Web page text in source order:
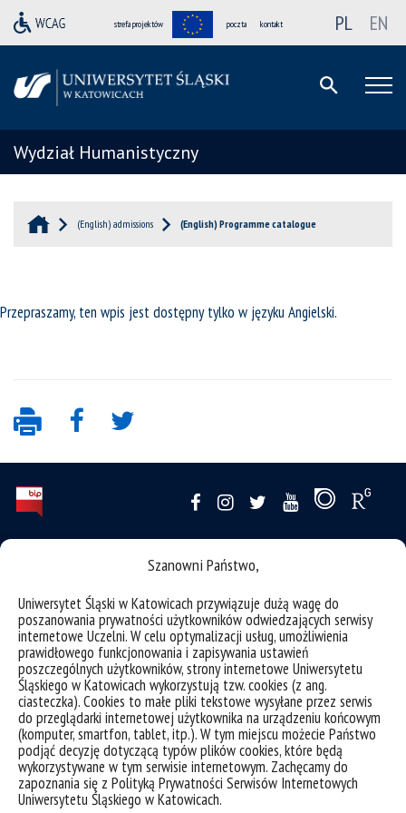
Szanowni Państwo,
Uniwersytet Śląski w Katowicach przywiązuje dużą wagę do
poszanowania prywatności użytkowników odwiedzających serwisy
internetowe Uczelni. W celu optymalizacji usług, umożliwienia
prawidłowego funkcjonowania i zapisywania ustawień
poszczególnych użytkowników, strony internetowe Uniwersytetu
Śląskiego w Katowicach wykorzystują tzw. cookies (z ang.
ciasteczka). Cookies to małe pliki tekstowe wysyłane przez serwis
do przeglądarki internetowej użytkownika na urządzeniu końcowym
(komputer, smartfon, tablet, itp.). W tym miejscu możecie Państwo
podjąć decyzję dotyczącą typów plików cookies, które będą
wykorzystywane w tym serwisie internetowym. Zachęcamy do
zapoznania się z Polityką Prywatności Serwisów Internetowych
Uniwersytetu Śląskiego w Katowicach.
strefa projektów poczta kontakt PL EN
Wydział Humanistyczny
(English) admissions (English) Programme catalogue
Przepraszamy, ten wpis jest dostępny tylko w językuAngielski.
ochrona danych osobowych i klauzule RODO
Wydział Humanistyczny Uniwersytet Śląski w Katowicach
ul. Uniwersytecka 4, 40-007 Katowice
tel. +48 32 2009 263, +48 32 2009 267
ul. Grota-Roweckiego 5, 41-200 Sosnowiec
tel. +48 32 364 08 28
ul. Bankowa 11, 40-007 Katowice